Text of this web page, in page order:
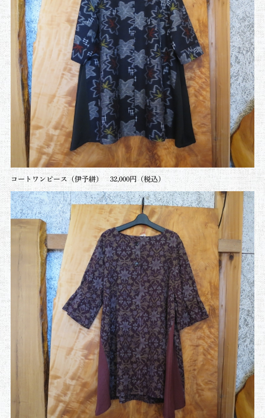
コートワンピース（伊予絣） 32,000円（税込）